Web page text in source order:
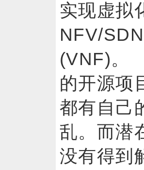
实现虚拟
NFV/
(VNF)。
的开源项
都有自己
乱。而潜
没有得